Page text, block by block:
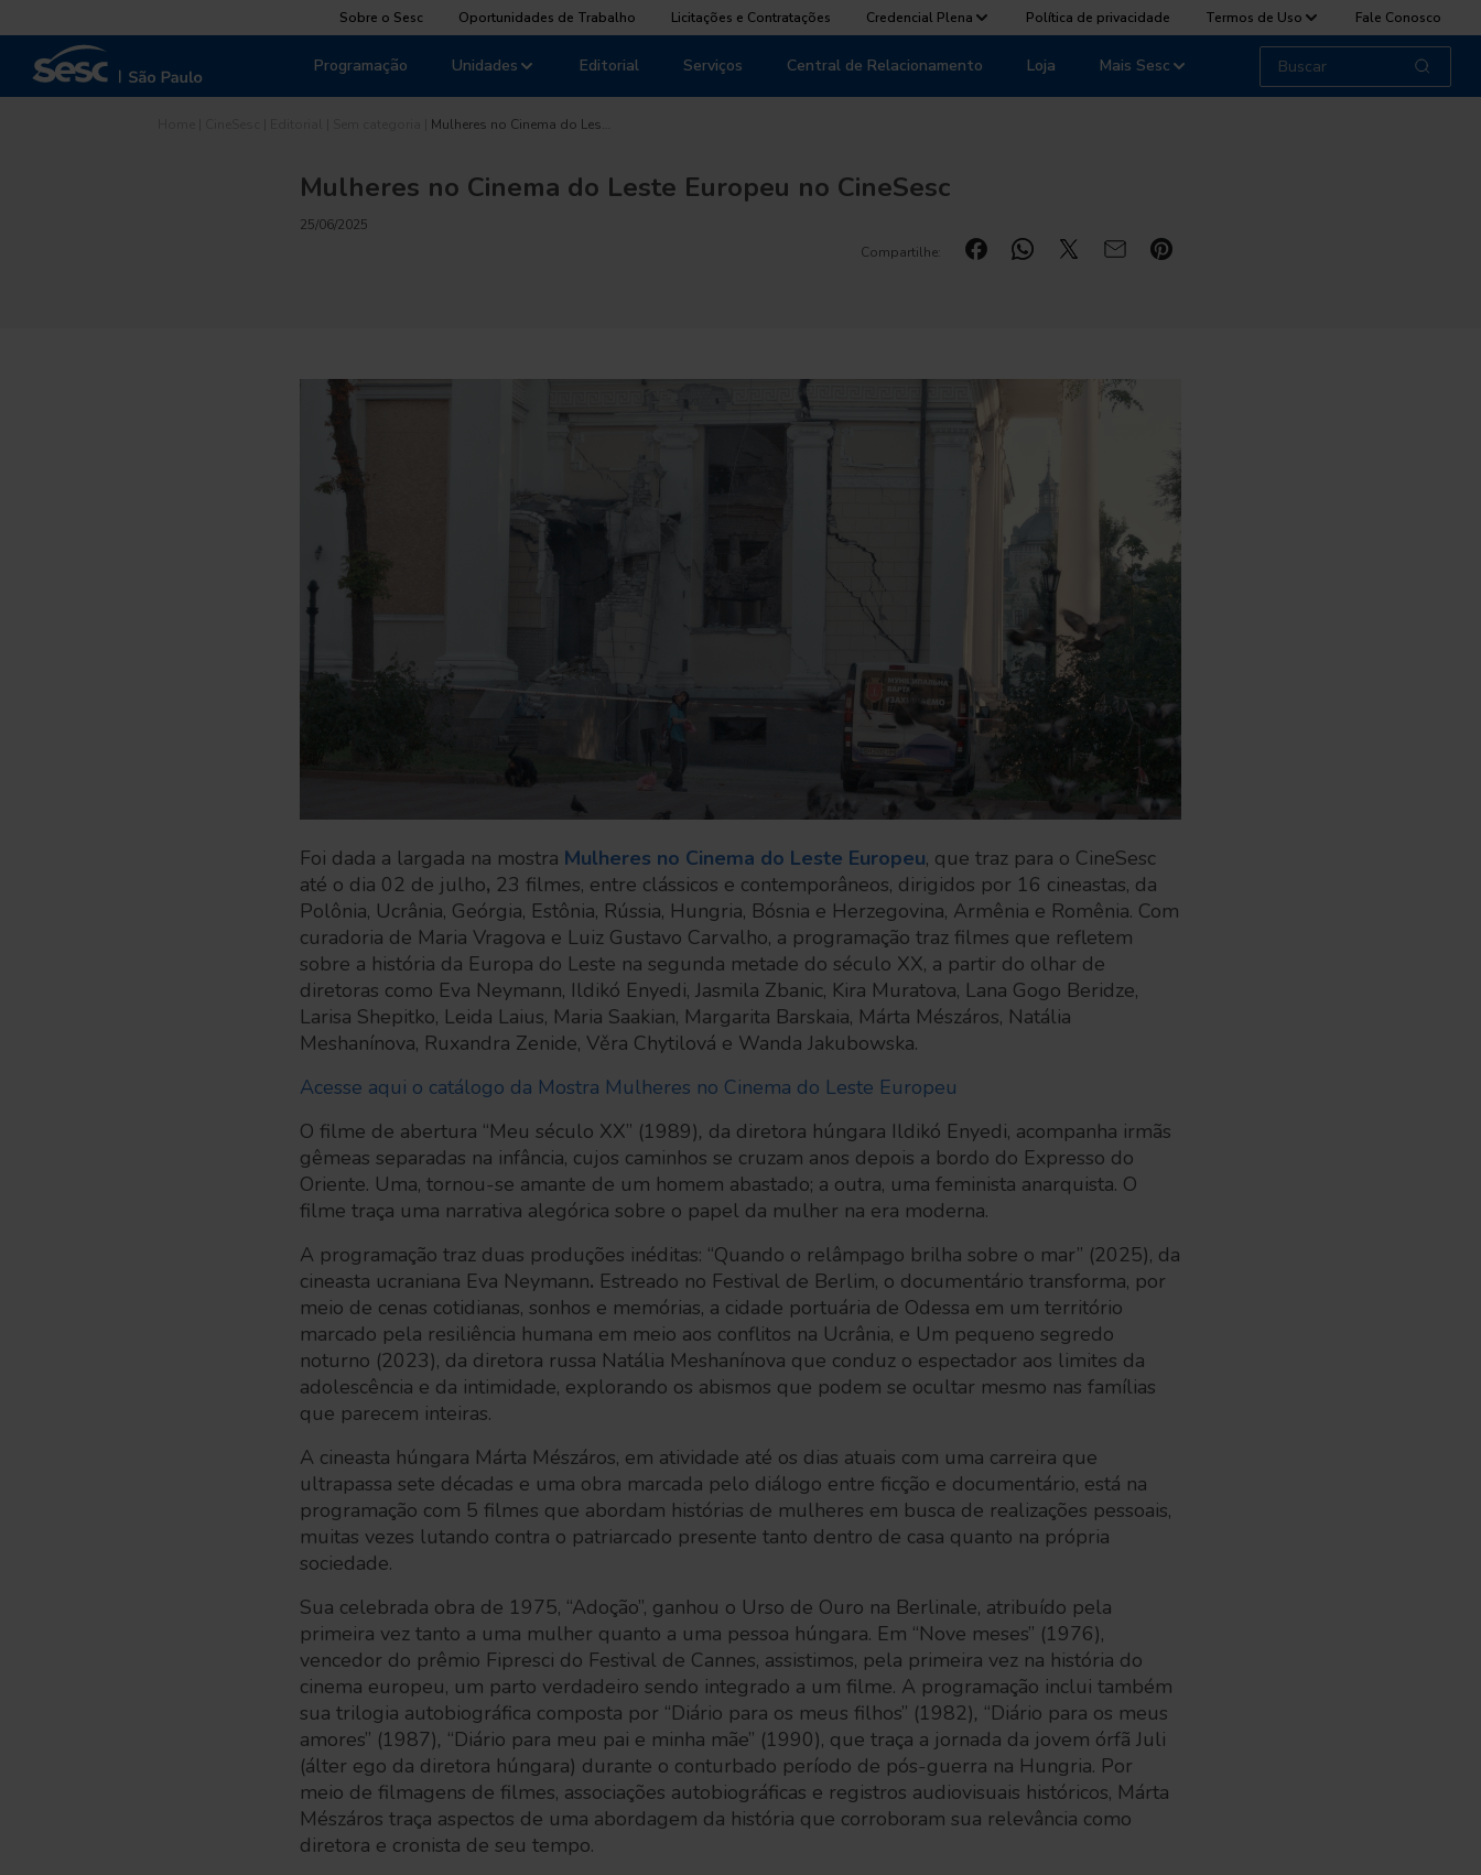
Sobre o Sesc Oportunidades de Trabalho Licitações e Contratações Credencial Plena Política de privacidade Termos de Uso Fale Conosco
Unidades
Programação Editorial Serviços Central de Relacionamento Loja Mais Sesc
Mulheres no Cinema do Les…
Mulheres no Cinema do Leste Europeu no CineSesc
25/06/2025
Compartilhe:
Foi dada a largada na mostra Mulheres no Cinema do Leste Europeu, que traz para o CineSesc
até o dia 02 de julho, 23 filmes, entre clássicos e contemporâneos, dirigidos por 16 cineastas, da
Polônia, Ucrânia, Geórgia, Estônia, Rússia, Hungria, Bósnia e Herzegovina, Armênia e Romênia. Com
curadoria de Maria Vragova e Luiz Gustavo Carvalho, a programação traz filmes que refletem
sobre a história da Europa do Leste na segunda metade do século XX, a partir do olhar de
diretoras como Eva Neymann, Ildikó Enyedi, Jasmila Zbanic, Kira Muratova, Lana Gogo Beridze,
Larisa Shepitko, Leida Laius, Maria Saakian, Margarita Barskaia, Márta Mészáros, Natália
Meshanínova, Ruxandra Zenide, Věra Chytilová e Wanda Jakubowska.
Acesse aqui o catálogo da Mostra Mulheres no Cinema do Leste Europeu
O filme de abertura “Meu século XX” (1989), da diretora húngara Ildikó Enyedi, acompanha irmãs
gêmeas separadas na infância, cujos caminhos se cruzam anos depois a bordo do Expresso do
Oriente. Uma, tornou-se amante de um homem abastado; a outra, uma feminista anarquista. O
filme traça uma narrativa alegórica sobre o papel da mulher na era moderna.
A programação traz duas produções inéditas: “Quando o relâmpago brilha sobre o mar” (2025), da
cineasta ucraniana Eva Neymann. Estreado no Festival de Berlim, o documentário transforma, por
meio de cenas cotidianas, sonhos e memórias, a cidade portuária de Odessa em um território
marcado pela resiliência humana em meio aos conflitos na Ucrânia, e Um pequeno segredo
noturno (2023), da diretora russa Natália Meshanínova que conduz o espectador aos limites da
adolescência e da intimidade, explorando os abismos que podem se ocultar mesmo nas famílias
que parecem inteiras.
A cineasta húngara Márta Mészáros, em atividade até os dias atuais com uma carreira que
ultrapassa sete décadas e uma obra marcada pelo diálogo entre ficção e documentário, está na
programação com 5 filmes que abordam histórias de mulheres em busca de realizações pessoais,
muitas vezes lutando contra o patriarcado presente tanto dentro de casa quanto na própria
sociedade.
Sua celebrada obra de 1975, “Adoção”, ganhou o Urso de Ouro na Berlinale, atribuído pela
primeira vez tanto a uma mulher quanto a uma pessoa húngara. Em “Nove meses” (1976),
vencedor do prêmio Fipresci do Festival de Cannes, assistimos, pela primeira vez na história do
cinema europeu, um parto verdadeiro sendo integrado a um filme. A programação inclui também
sua trilogia autobiográfica composta por “Diário para os meus filhos” (1982), “Diário para os meus
amores” (1987), “Diário para meu pai e minha mãe” (1990), que traça a jornada da jovem órfã Juli
(álter ego da diretora húngara) durante o conturbado período de pós-guerra na Hungria. Por
meio de filmagens de filmes, associações autobiográficas e registros audiovisuais históricos, Márta
Mészáros traça aspectos de uma abordagem da história que corroboram sua relevância como
diretora e cronista de seu tempo.